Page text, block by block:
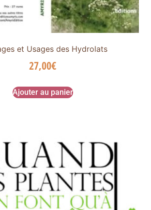
et Usages des Hydrolats
27,00€
Ajouter au panier